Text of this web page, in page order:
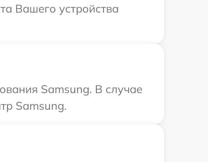
Вашего устройства
Samsung. В случае
Samsung.